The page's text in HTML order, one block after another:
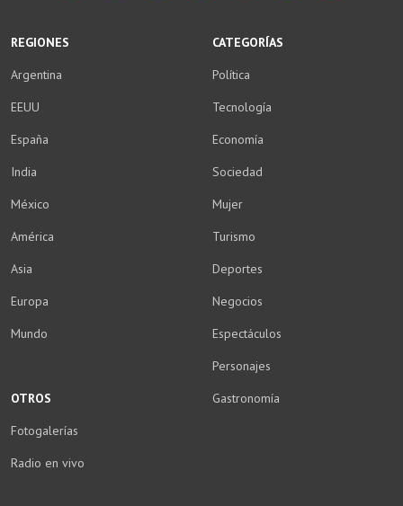
REGIONES
Argentina
EEUU
España
India
México
América
Asia
Europa
Mundo
CATEGORÍAS
Política
Tecnología
Economía
Sociedad
Mujer
Turismo
Deportes
Negocios
Espectáculos
Personajes
Gastronomía
OTROS
Fotogalerías
Radio en vivo